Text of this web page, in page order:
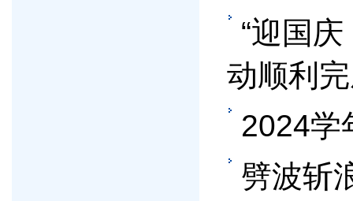
“迎国
动顺利
2024学
劈波斩